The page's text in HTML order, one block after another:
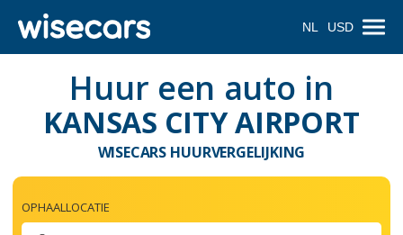
NL USD
Huur een auto in
KANSAS CITY AIRPORT
WISECARS HUURVERGELIJKING
OPHAALLOCATIE